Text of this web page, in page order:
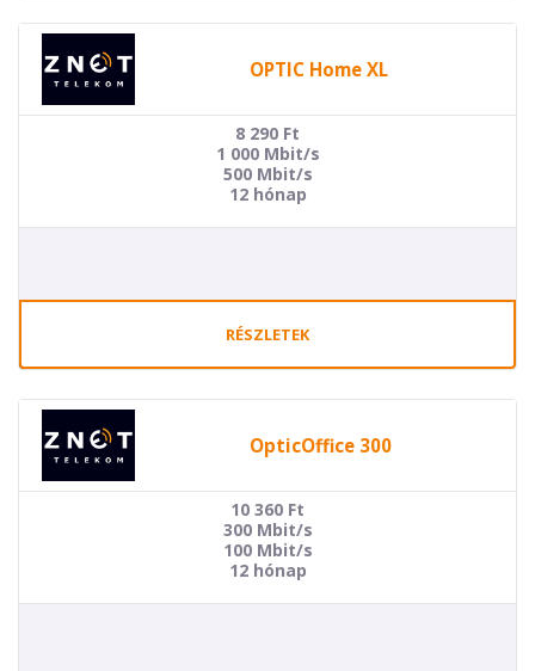
OPTIC Home XL
8 290 Ft
1 000 Mbit/s
500 Mbit/s
12 hónap
RÉSZLETEK
OpticOffice 300
10 360 Ft
300 Mbit/s
100 Mbit/s
12 hónap